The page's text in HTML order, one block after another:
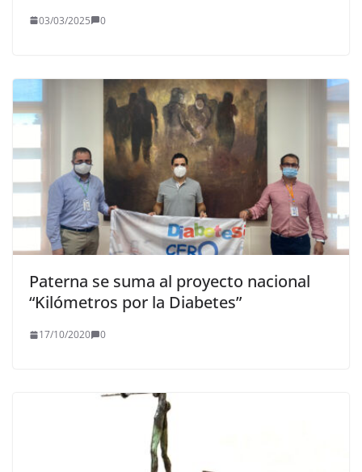
03/03/2025 0
Paterna se suma al proyecto nacional
“Kilómetros por la Diabetes”
17/10/2020 0